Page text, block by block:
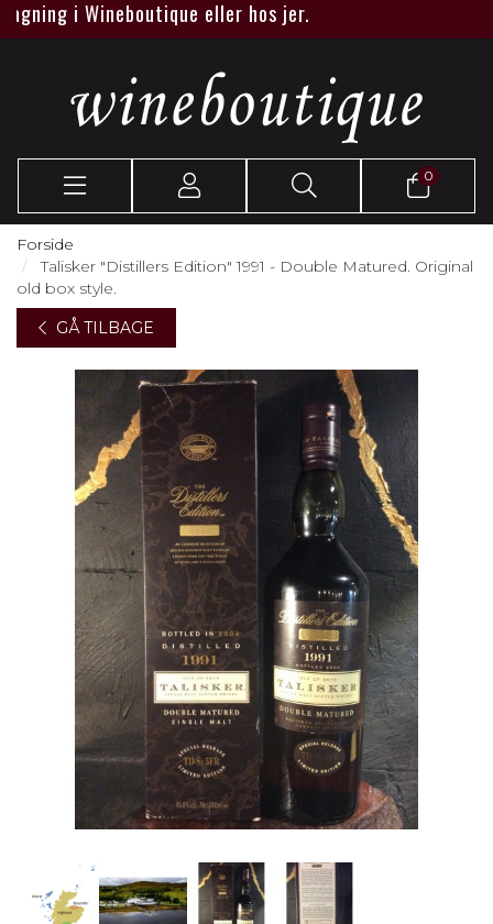
i Wineboutique eller hos jer.
0
Forside
Talisker "Distillers Edition" 1991 - Double Matured. Original
old box style.
GÅ TILBAGE